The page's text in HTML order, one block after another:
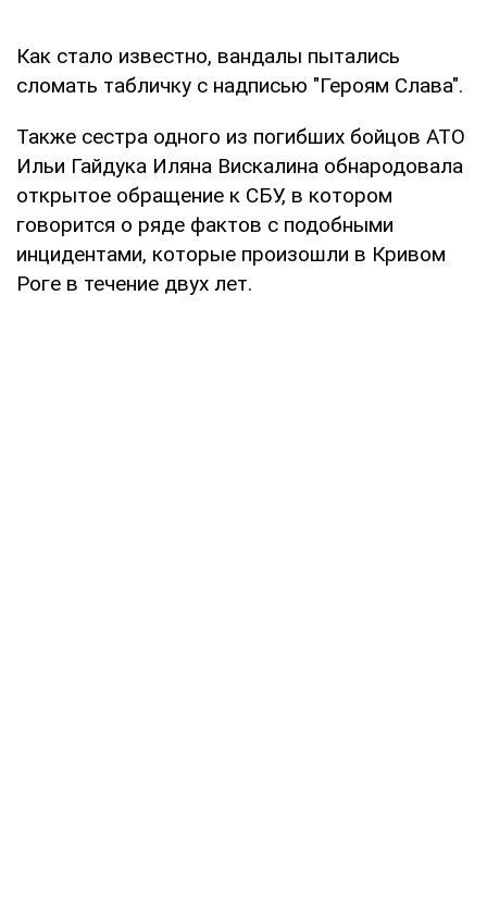
Как стало известно, вандалы пытались
сломать табличку с надписью "Героям Слава".
Также сестра одного из погибших бойцов АТО
Ильи Гайдука Иляна Вискалина обнародовала
открытое обращение к СБУ, в котором
говорится о ряде фактов с подобными
инцидентами, которые произошли в Кривом
Роге в течение двух лет.